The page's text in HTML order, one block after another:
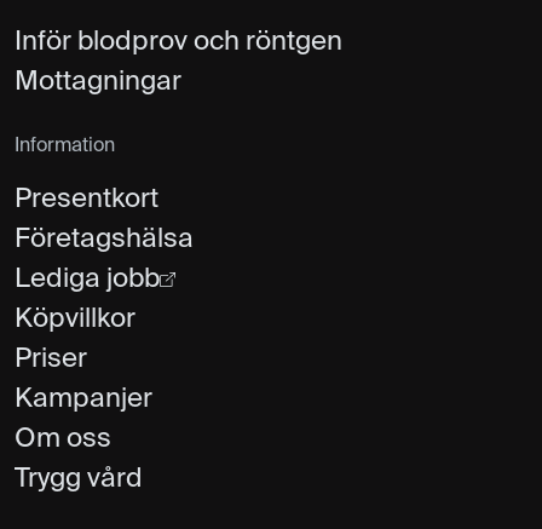
Inför blodprov och röntgen
Mottagningar
Information
Presentkort
Företagshälsa
Lediga jobb
Köpvillkor
Priser
Kampanjer
Om oss
Trygg vård